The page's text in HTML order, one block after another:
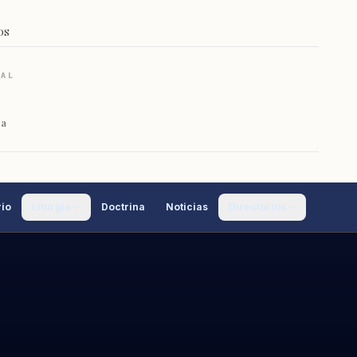
Doctrina Noticias